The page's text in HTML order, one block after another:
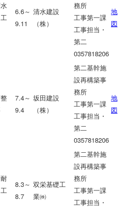
6.6～
9.11
清水建設
（株）
務所
工事第一課
工事担当・
第二
0357818206
地
図
7.4～
9.4
坂田建設
（株）
第二基幹施
設再構築事
務所
工事第一課
工事担当・
第二
0357818206
地
図
8.3～
8.7
双栄基礎工
業㈱
第二基幹施
設再構築事
務所
工事第一課
工事担当・